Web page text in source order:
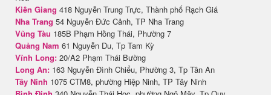
Kiên Giang 418 Nguyễn Trung Trực, Thành phố Rạch Giá
Nha Trang 54 Nguyễn Đức Cảnh, TP Nha Trang
Vũng Tàu 185B Phạm Hồng Thái, Phường 7
Quảng Nam 61 Nguyễn Du, Tp Tam Kỳ
Vĩnh Long: 20/A2 Phạm Thái Bường
Long An: 163 Nguyễn Đình Chiểu, Phường 3, Tp Tân An
Tây Ninh 1075 CTM8, phường Hiệp Ninh, TP Tây Ninh